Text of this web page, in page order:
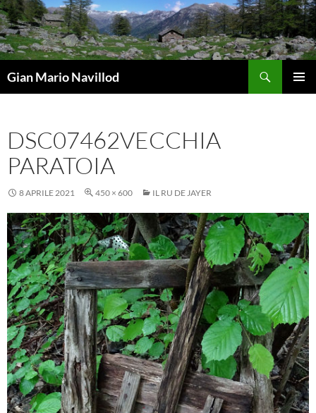
Vai
al
contenuto
Gian Mario Navillod
DSC07462VECCHIA
PARATOIA
8 APRILE 2021 450 × 600 IL RU DE JAYER